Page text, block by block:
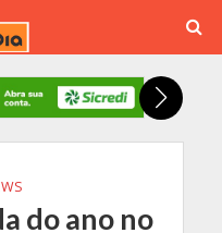
do ano no